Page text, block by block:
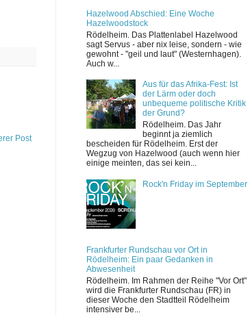
Post
Hazelwood Abschied: Eine Woche
Hazelwoodstock
Rödelheim. Das Plattenlabel Hazelwood
sagt Servus - aber nix leise, sondern - wie
gewohnt - "geil und laut" (Westernhagen).
Auch w...
Aus für das Afrika-Fest: Ist
der Lärm oder doch
unbequeme politische Kritik
der Grund?
Rödelheim. Das Jahr
beginnt ja ziemlich
bescheiden für Rödelheim. Erst der
Wegzug von Hazelwood (auch wenn hier
einige meinten, das sei kein...
Rock'n Friday im September
Frankfurter Rundschau vor Ort in
Rödelheim: Ein paar Gedanken in
Abwesenheit
Rödelheim. Im Rahmen der Reihe "Vor Ort"
wird die Frankfurter Rundschau (FR) in
dieser Woche den Stadtteil Rödelheim
intensiver be...